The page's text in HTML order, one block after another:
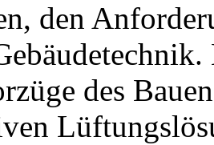
den
des